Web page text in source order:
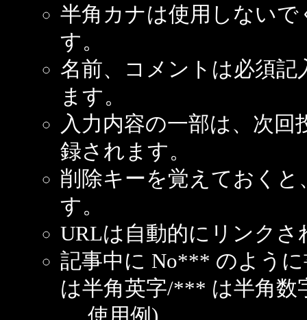
半角カナは使用しない
す。
名前、コメントは必須
ます。
入力内容の一部は、次
録されます。
削除キーを覚えておく
す。
URLは自動的にリンクさ
記事中に No*** のよう
は半角英字/*** は半角数